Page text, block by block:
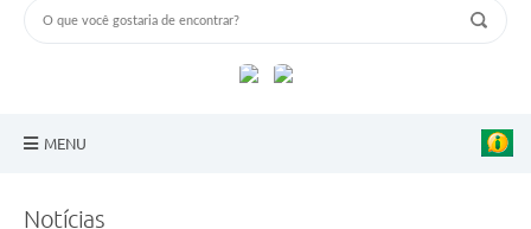
MENU
Notícias